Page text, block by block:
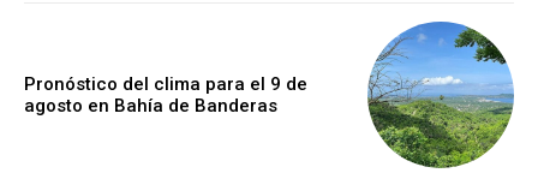
Pronóstico del clima para el 9 de
agosto en Bahía de Banderas